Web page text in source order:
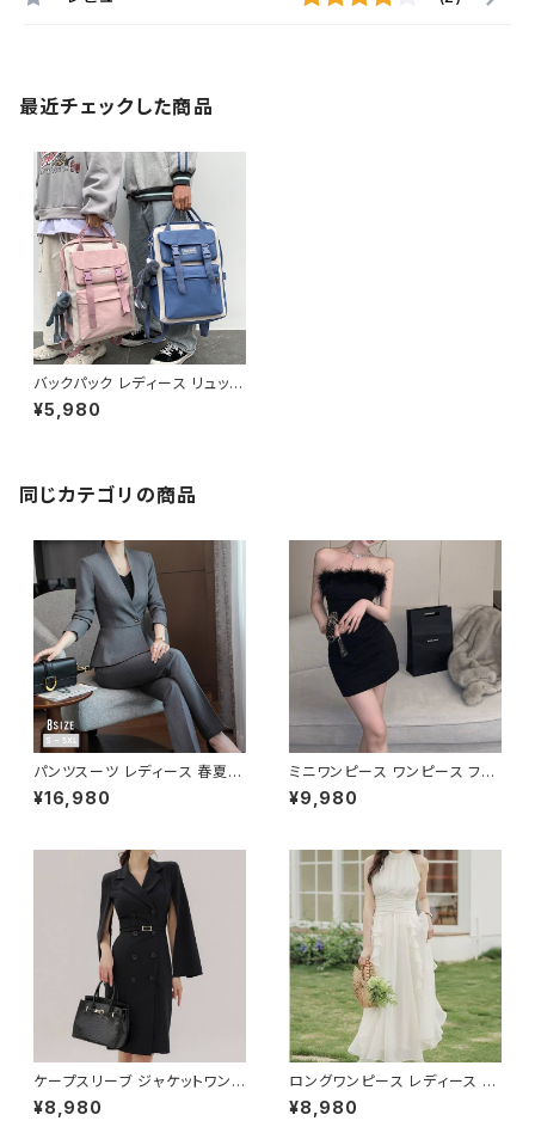
最近チェックした商品
バックパック レディース リュック
春夏 秋冬 春 夏 秋 冬 黒 バッグ
リュックサック かばん スクエア
の子 女の子 A4 B4 シンプル バ
ッグパック バック ロゴ ブラック
ッジコーデ カジュアル デイリー
お出かけ K-B0020
¥5,980
同じカテゴリの商品
パンツスーツ レディース 春夏
秋冬 春 夏 秋 冬 黒 紺 スーツ
上下セット 2点セット ジャケット
ビジネススーツ ロング パンツス
ーツ ロングパンツ ペプラム ノー
カラースーツ ペプラムジャケット
レディーススーツ 大きいサイズ
オフィス OL オフィスカジュアル
ビジネス 結婚式 パーティー お
呼ばれ ブラック ネイビー グレ
ー S M L XL 2XL 3XL 4XL 5
XL 10代 20代 30代 40代 C-
WAW1079
¥16,980
ミニワンピース ワンピース フェ
ザーデザイン タイトワンピース
チューブトップ レディース 春夏
ワンピドレス OL エレガント フ
ォーマル ブラック ボルドー ホワ
イト 大きいサイズ きれいめ ドレ
スワンピース お呼ばれ 韓国 フ
ァッション オフィスカジュアル 韓
国風 キャバドレス ナイトドレス
ナイトワンピ カジュアル 10代 2
0代 30代 40代 C-OSS0127
¥9,980
ケープスリーブ ジャケットワンピ
ース ベルト付き ワンピース レデ
ィース 長袖 襟付き タイト スー
¥8,980
ロングワンピース レディース シ
フォン フリル ハイネック ノース
リーブ フレア Aライン エレガン
¥8,980